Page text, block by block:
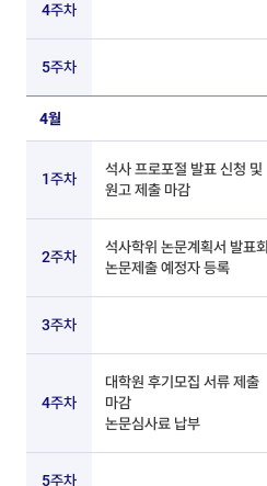
4주차
5주차
4월
1주차
석사 프로포절 발표 신청 및
원고 제출 마감
2주차
석사학위 논문계획서 발표회
논문제출 예정자 등록
3주차
4주차
대학원 후기모집 서류 제출
마감
논문심사료 납부
5주차